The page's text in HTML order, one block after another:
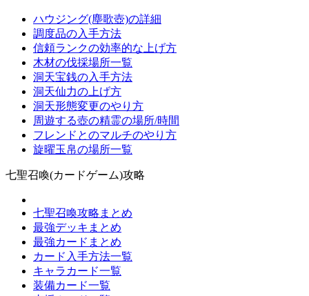
ハウジング(塵歌壺)の詳細
調度品の入手方法
信頼ランクの効率的な上げ方
木材の伐採場所一覧
洞天宝銭の入手方法
洞天仙力の上げ方
洞天形態変更のやり方
周遊する壺の精霊の場所/時間
フレンドとのマルチのやり方
旋曜玉帛の場所一覧
七聖召喚(カードゲーム)攻略
七聖召喚攻略まとめ
最強デッキまとめ
最強カードまとめ
カード入手方法一覧
キャラカード一覧
装備カード一覧